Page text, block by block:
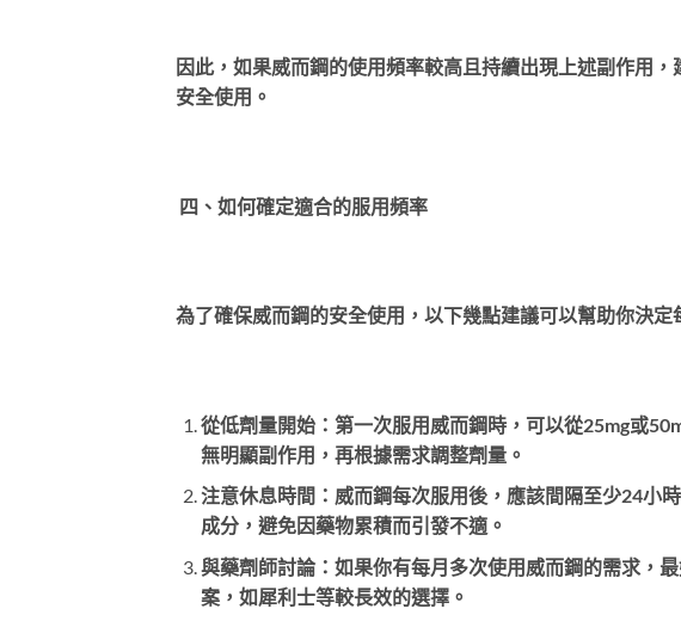
因此，如果威而鋼的使用頻率較高且持續出現上述副作用
安全使用。
四、如何確定適合的服用頻率
為了確保威而鋼的安全使用，以下幾點建議可以幫助你決定
從低劑量開始：第一次服用威而鋼時，可以從25mg或
無明顯副作用，再根據需求調整劑量。
注意休息時間：威而鋼每次服用後，應該間隔至少24小
成分，避免因藥物累積而引發不適。
與藥劑師討論：如果你有每月多次使用威而鋼的需求，
案，如犀利士等較長效的選擇。